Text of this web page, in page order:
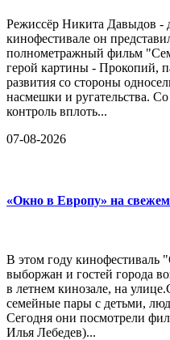
Режиссёр Никита Давыдов -
кинофестивале он
полнометражный фильм
герой картины - Прокопий,
развития со стороны
насмешки и ругательства.
контроль вплоть...
07-08-2026
«Окно в Европу» на свежем
В этом году кинофестиваль
выборжан и гостей города
в летнем кинозале, на
семейные пары с детьми,
Сегодня они посмотрели
Илья Лебедев)...